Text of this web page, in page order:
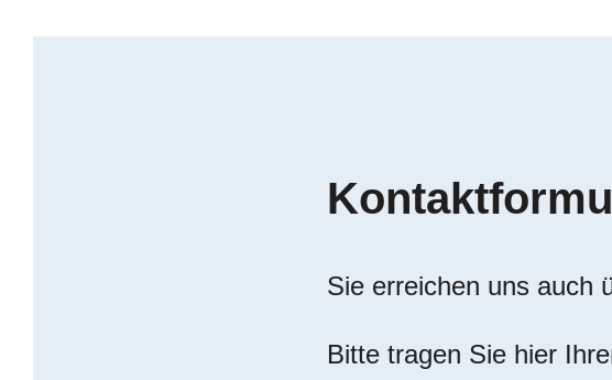
Sie erreichen uns auch
Bitte tragen Sie hier